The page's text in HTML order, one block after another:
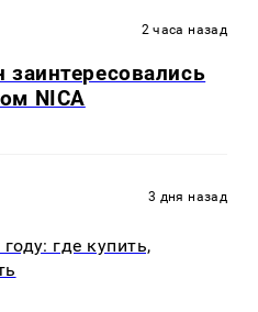
2 часа назад
NICA
3 дня назад
где купить,